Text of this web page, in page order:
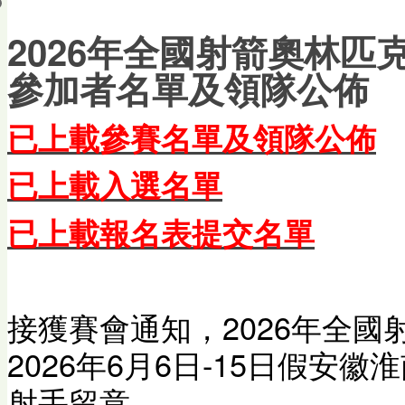
2026年全國射箭奧林匹
參加者名單及領隊公佈
已上載參賽名單及領隊公佈
已上載入選名單
已上載報名表提交名單
接獲賽會通知，2026年全國
2026年6月6日-15日假安徽